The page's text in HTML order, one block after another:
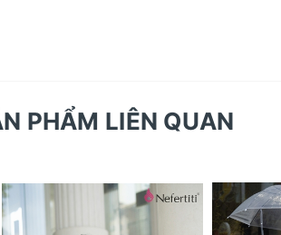
PHẨM LIÊN QUAN